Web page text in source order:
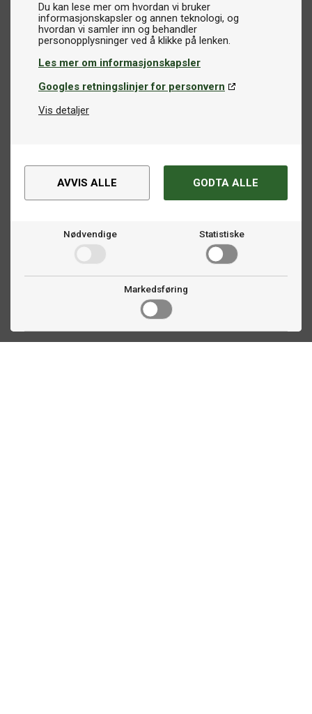
Du kan lese mer om hvordan vi bruker
informasjonskapsler og annen teknologi, og
hvordan vi samler inn og behandler
Les mer om informasjonskapsler
Googles retningslinjer for personvern
Vis detaljer
AVVIS ALLE GODTA ALLE
Nødvendige Statistiske
Markedsføring